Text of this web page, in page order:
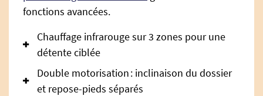
fonctions avancées.
Chauffage infrarouge sur 3 zones pour une
détente ciblée
Double motorisation : inclinaison du dossier
et repose-pieds séparés